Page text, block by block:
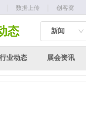
数据上传 创客窝
态 新闻
行业动态 展会资讯